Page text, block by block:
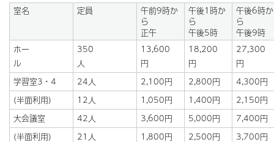
室名 定員
午前9時か
ら
正午
午後1時か
ら
午後5時
午後6時か
ら
午後9時
ホー
ル
350
人
13,600
円
18,200
円
27,300
学習室3・4
24人 2,100円 2,800円
4,300円
(半面利用)
12人 1,050円 1,400円
2,150円
大会議室
42人 3,600円 5,000円
7,400円
(半面利用)
21人 1,800円 2,500円
3,700円